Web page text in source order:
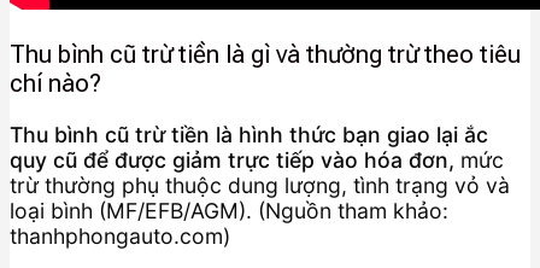
Thu bình cũ trừ tiền là gì và thường trừ theo tiêu
chí nào?
Thu bình cũ trừ tiền là hình thức bạn giao lại ắc
quy cũ để được giảm trực tiếp vào hóa đơn, mức
trừ thường phụ thuộc dung lượng, tình trạng vỏ và
loại bình (MF/EFB/AGM). (Nguồn tham khảo:
thanhphongauto.com)